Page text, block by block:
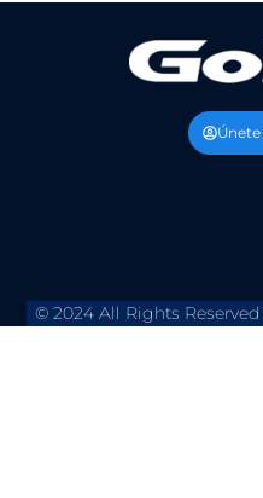
Únete
© 2024 All Rights Reserved